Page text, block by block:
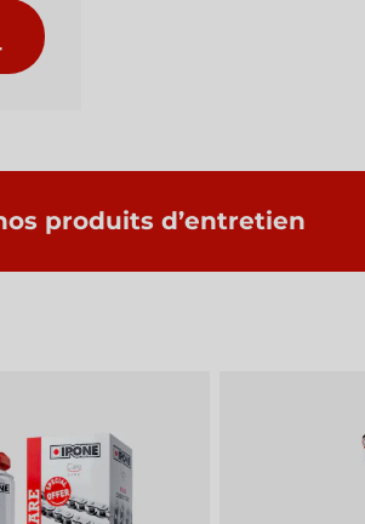
produits d’entretien